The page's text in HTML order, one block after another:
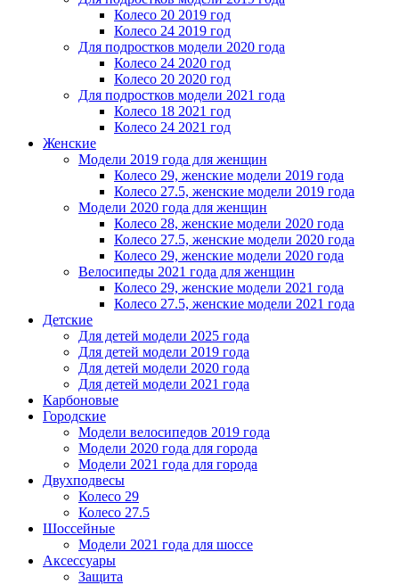
Колесо 20 2019 год
Колесо 24 2019 год
Для подростков модели 2020 года
Колесо 24 2020 год
Колесо 20 2020 год
Для подростков модели 2021 года
Колесо 18 2021 год
Колесо 24 2021 год
Женскиe
Модели 2019 года для женщин
Колесо 29, женские модели 2019 года
Колесо 27.5, женские модели 2019 года
Модели 2020 года для женщин
Колесо 28, женские модели 2020 года
Колесо 27.5, женские модели 2020 года
Колесо 29, женские модели 2020 года
Велосипеды 2021 года для женщин
Колесо 29, женские модели 2021 года
Колесо 27.5, женские модели 2021 года
Детские
Для детей модели 2025 года
Для детей модели 2019 года
Для детей модели 2020 года
Для детей модели 2021 года
Карбоновые
Городские
Модели велосипедов 2019 года
Модели 2020 года для города
Модели 2021 года для города
Двухподвесы
Колесо 29
Колесо 27.5
Шоссейные
Модели 2021 года для шоссе
Аксессуары
Защита